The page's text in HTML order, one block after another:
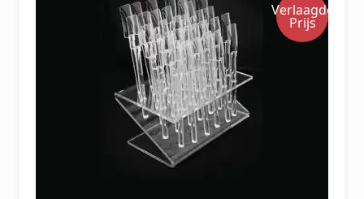
Verlaagde
Prijs